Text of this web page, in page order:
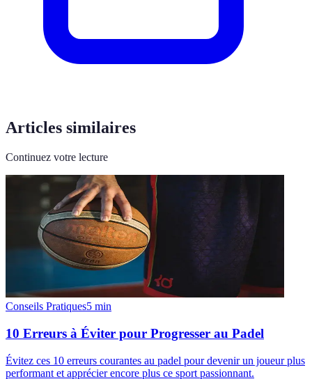
Articles similaires
Continuez votre lecture
Conseils Pratiques5 min
10 Erreurs à Éviter pour Progresser au Padel
Évitez ces 10 erreurs courantes au padel pour devenir un joueur plus
performant et apprécier encore plus ce sport passionnant.